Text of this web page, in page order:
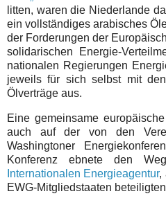
litten, waren die Niederlande
ein vollständiges arabisches
der Forderungen der
solidarischen Energie-
nationalen Regierungen
jeweils für sich selbst mit
Ölverträge aus.
Eine gemeinsame
auch auf der von den
Washingtoner
Konferenz ebnete den
Internationalen Energieagentur,
EWG-Mitgliedstaaten